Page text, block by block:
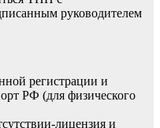
руководителем
регистрации и
РФ (для физического
лицензия и